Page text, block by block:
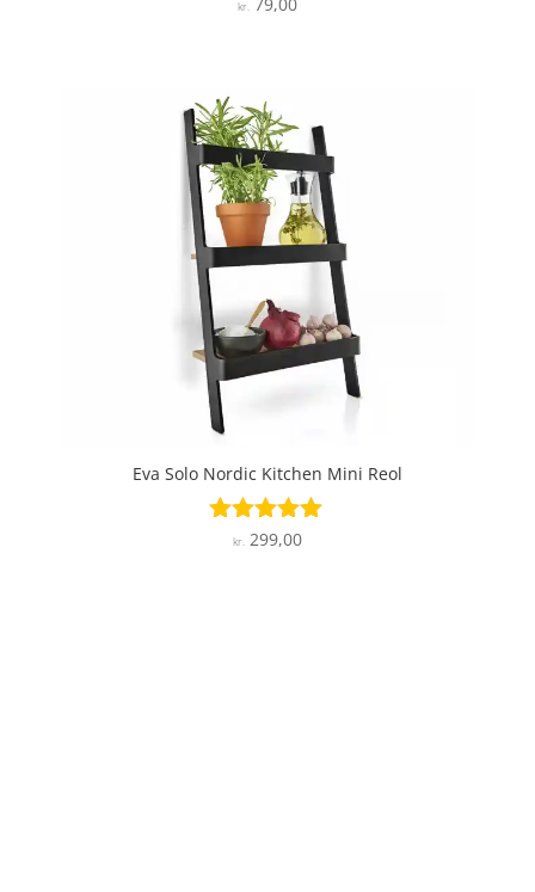
Vurderet
kr.
Eva Solo Nordic Kitchen Mini Reol
Vurderet
kr. 299,00